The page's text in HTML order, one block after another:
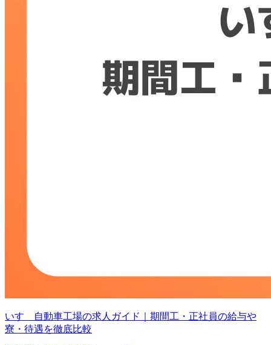
いすゞ自動車工場の求人ガイド｜期間工・正社員の給与や
寮・待遇を徹底比較